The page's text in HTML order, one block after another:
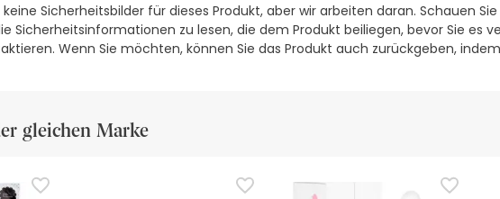
Sicherheitsbilder für dieses Produkt, aber wir arbeiten daran. Schauen
Sicherheitsinformationen zu lesen, die dem Produkt beiliegen, bevor Sie es
Wenn Sie möchten, können Sie das Produkt auch zurückgeben,
gleichen Marke